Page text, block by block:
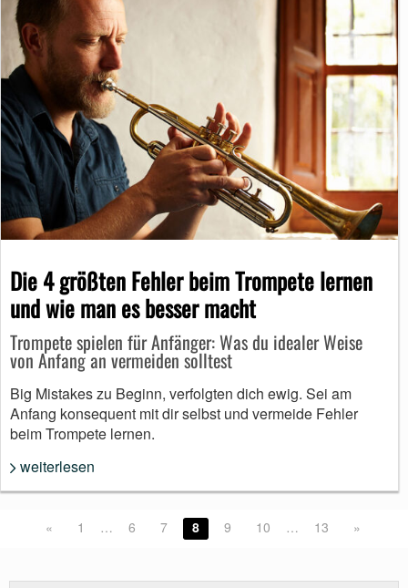
Die 4 größten Fehler beim Trompete lernen
und wie man es besser macht
Trompete spielen für Anfänger: Was du idealer Weise
von Anfang an vermeiden solltest
Big Mistakes zu Beginn, verfolgten dich ewig. Sei am
Anfang konsequent mit dir selbst und vermeide Fehler
beim Trompete lernen.
weiterlesen
« 1 … 6 7 8 9 10 … 13 »